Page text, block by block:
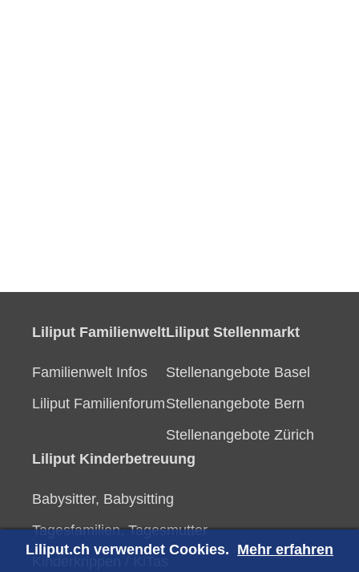
Liliput Familienwelt
Familienwelt Infos
Liliput Familienforum
Liliput Stellenmarkt
Stellenangebote Basel
Stellenangebote Bern
Stellenangebote Zürich
Liliput Kinderbetreuung
Babysitter, Babysitting
Tagesfamilien, Tagesmutter
Kinderkrippen / KiTas
Liliput.ch verwendet Cookies. Mehr erfahren